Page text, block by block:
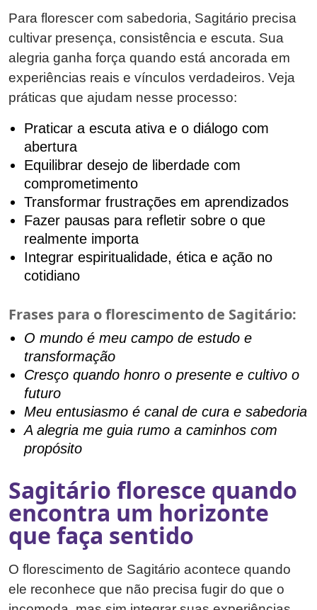
Para florescer com sabedoria, Sagitário precisa
cultivar presença, consistência e escuta. Sua
alegria ganha força quando está ancorada em
experiências reais e vínculos verdadeiros. Veja
práticas que ajudam nesse processo:
Praticar a escuta ativa e o diálogo com
abertura
Equilibrar desejo de liberdade com
comprometimento
Transformar frustrações em aprendizados
Fazer pausas para refletir sobre o que
realmente importa
Integrar espiritualidade, ética e ação no
cotidiano
Frases para o florescimento de Sagitário:
O mundo é meu campo de estudo e
transformação
Cresço quando honro o presente e cultivo o
futuro
Meu entusiasmo é canal de cura e sabedoria
A alegria me guia rumo a caminhos com
propósito
Sagitário floresce quando
encontra um horizonte
que faça sentido
O florescimento de Sagitário acontece quando
ele reconhece que não precisa fugir do que o